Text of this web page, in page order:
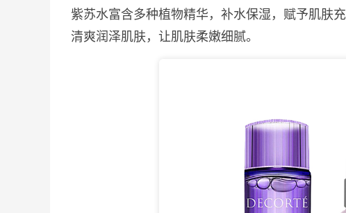
紫苏水富含多种植物精华，补水保湿，赋予肌肤
清爽润泽肌肤，让肌肤柔嫩细腻。